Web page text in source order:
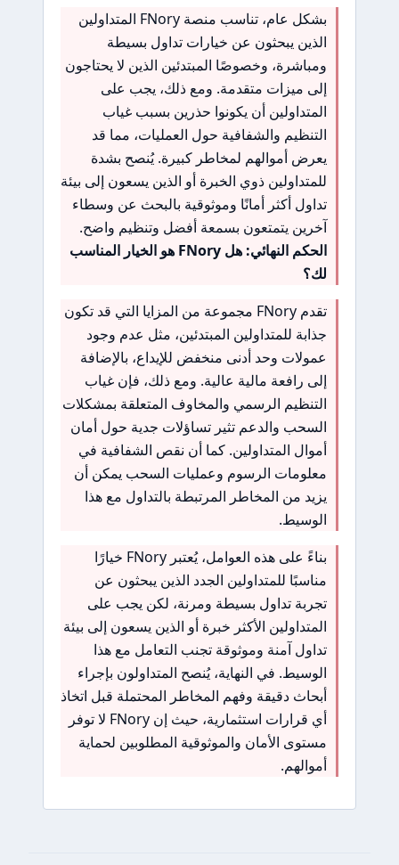
بشكل عام، تناسب منصة FNory المتداولين
الذين يبحثون عن خيارات تداول بسيطة
ومباشرة، وخصوصًا المبتدئين الذين لا يحتاجون
إلى ميزات متقدمة. ومع ذلك، يجب على
المتداولين أن يكونوا حذرين بسبب غياب
التنظيم والشفافية حول العمليات، مما قد
يعرض أموالهم لمخاطر كبيرة. يُنصح بشدة
للمتداولين ذوي الخبرة أو الذين يسعون إلى بيئة
تداول أكثر أمانًا وموثوقية بالبحث عن وسطاء
آخرين يتمتعون بسمعة أفضل وتنظيم واضح.
الحكم النهائي: هل FNory هو الخيار المناسب
لك؟
تقدم FNory مجموعة من المزايا التي قد تكون
جذابة للمتداولين المبتدئين، مثل عدم وجود
عمولات وحد أدنى منخفض للإيداع، بالإضافة
إلى رافعة مالية عالية. ومع ذلك، فإن غياب
التنظيم الرسمي والمخاوف المتعلقة بمشكلات
السحب والدعم تثير تساؤلات جدية حول أمان
أموال المتداولين. كما أن نقص الشفافية في
معلومات الرسوم وعمليات السحب يمكن أن
يزيد من المخاطر المرتبطة بالتداول مع هذا
الوسيط.
بناءً على هذه العوامل، يُعتبر FNory خيارًا
مناسبًا للمتداولين الجدد الذين يبحثون عن
تجربة تداول بسيطة ومرنة، لكن يجب على
المتداولين الأكثر خبرة أو الذين يسعون إلى بيئة
تداول آمنة وموثوقة تجنب التعامل مع هذا
الوسيط. في النهاية، يُنصح المتداولون بإجراء
أبحاث دقيقة وفهم المخاطر المحتملة قبل اتخاذ
أي قرارات استثمارية، حيث إن FNory لا توفر
مستوى الأمان والموثوقية المطلوبين لحماية
أموالهم.